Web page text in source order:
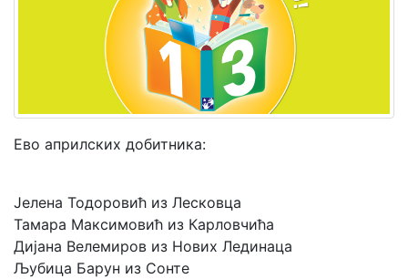
Ево априлских добитника:
Јелена Тодоровић из Лесковца
Тамара Максимовић из Карловчића
Дијана Велемиров из Нових Лединаца
Љубица Барун из Сонте